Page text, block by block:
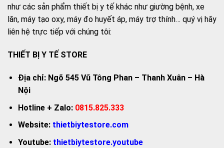
như các sản phẩm thiết bị y tế khác như giường bệnh, xe
lăn, máy tạo oxy, máy đo huyết áp, máy trợ thính… quý vị hãy
liên hệ trực tiếp với chúng tôi:
THIẾT BỊ Y TẾ STORE
Địa chỉ: Ngõ 545 Vũ Tông Phan – Thanh Xuân – Hà
Nội
Hotline + Zalo: 0815.825.333
Website: thietbiytestore.com
Youtube: thietbiytestore.youtube